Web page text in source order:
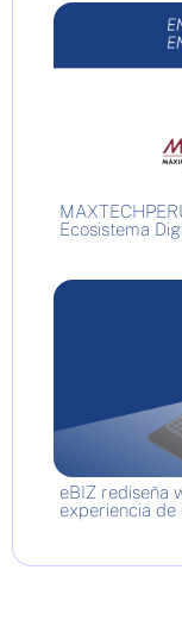
Ecosistema
eBIZ rediseña
experiencia de